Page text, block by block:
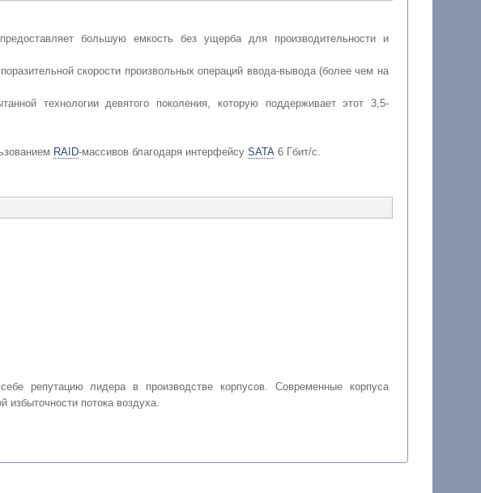
большую емкость без ущерба для производительности и
скорости произвольных операций ввода-вывода (более чем на
технологии девятого поколения, которую поддерживает этот 3,5-
RAID-массивов благодаря интерфейсу SATA6 Гбит/с.
репутацию лидера в производстве корпусов. Современные корпуса
потока воздуха.